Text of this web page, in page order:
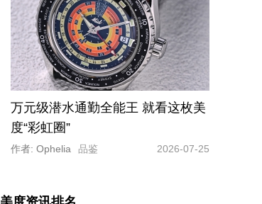
万元级潜水通勤全能王 就看这枚美
度“彩虹圈”
作者: Ophelia 品鉴 2026-07-25